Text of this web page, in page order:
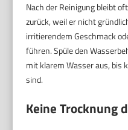
Nach der Reinigung bleibt
zurück, weil er nicht
irritierendem Geschmack
führen. Spüle den
mit klarem Wasser aus, bis
sind.
Keine Trocknung